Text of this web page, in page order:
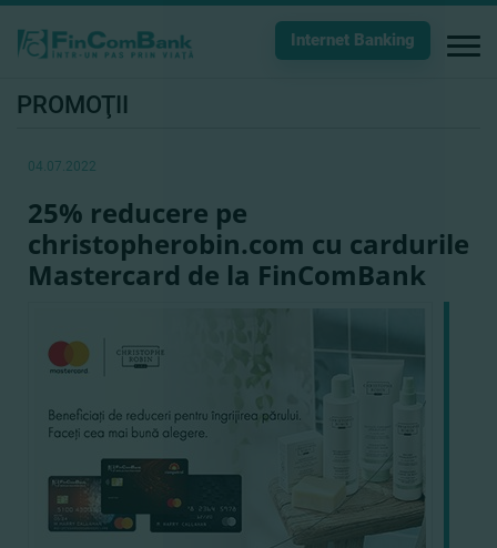
Internet Banking
PROMOŢII
04.07.2022
25% reducere pe
christopherobin.com cu cardurile
Mastercard de la FinComBank